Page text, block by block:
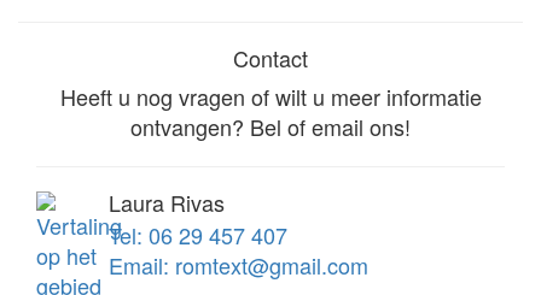
Contact
Heeft u nog vragen of wilt u meer informatie
ontvangen? Bel of email ons!
Laura Rivas
Tel: 06 29 457 407
Email: romtext@gmail.com